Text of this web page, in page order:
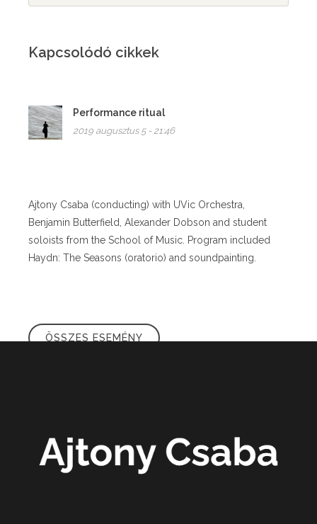
Kapcsolódó cikkek
Performance ritual
2019 augusztus 5 - 21:46
Ajtony Csaba (conducting) with UVic Orchestra,
Benjamin Butterfield, Alexander Dobson and student
soloists from the School of Music. Program included
Haydn: The Seasons (oratorio) and soundpainting.
ÖSSZES ESEMÉNY